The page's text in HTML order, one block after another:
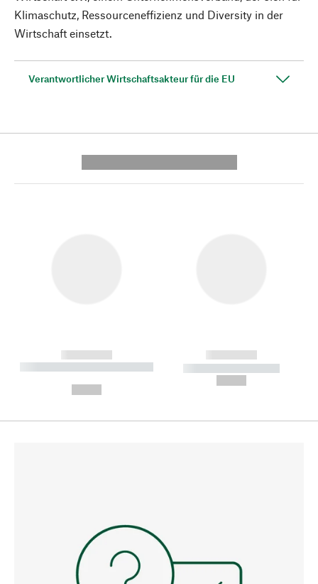
Klimaschutz, Ressourceneffizienz und Diversity in der
Wirtschaft einsetzt.
Verantwortlicher Wirtschaftsakteur für die EU
------------
----------- ----------- --------
------------
----------- -----------